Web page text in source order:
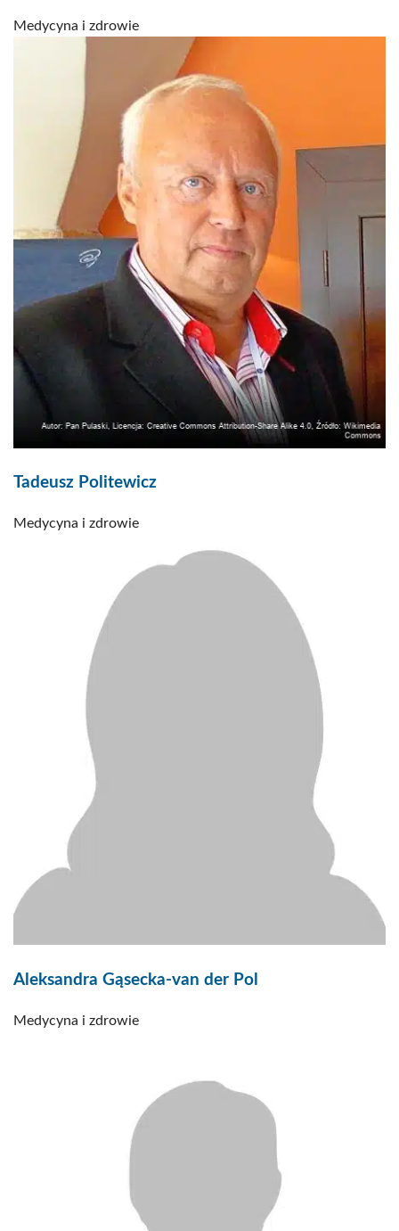
Medycyna i zdrowie
Tadeusz Politewicz
Medycyna i zdrowie
Aleksandra Gąsecka-van der Pol
Medycyna i zdrowie